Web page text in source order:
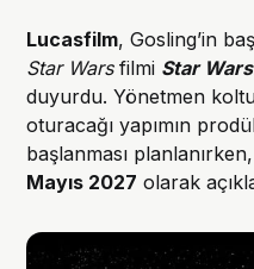
Lucasfilm, Gosling’in
Star Warsfilmi Star
duyurdu. Yönetmen
oturacağı yapımın
başlanması
Mayıs 2027 olarak